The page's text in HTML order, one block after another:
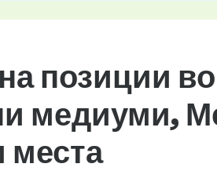
позиции
медиуми,
места